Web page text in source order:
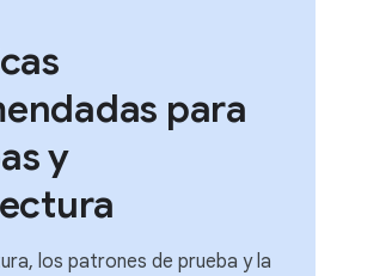
para
y
los patrones de prueba y la